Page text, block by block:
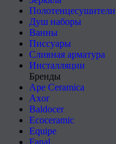
Полотенцесушители
Душ наборы
Ванны
Писсуары
Сливная арматура
Инсталляции
Бренды
Ape Ceramica
Axor
Baldocer
Ecoceramic
Equipe
Fanal